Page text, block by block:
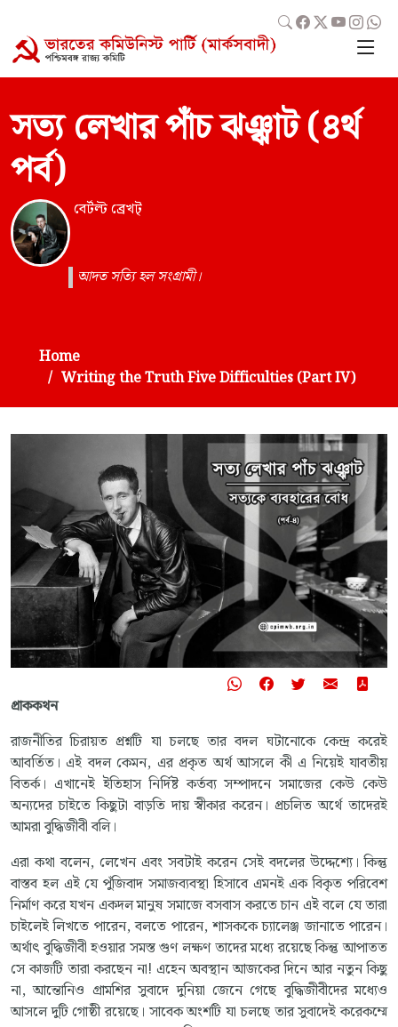
সত্য লেখার পাঁচ ঝঞ্ঝাট (৪র্থ
পর্ব)
বের্টল্ট ব্রেখট্
আদত সত্যি হল সংগ্রামী।
Home
Writing the Truth Five Difficulties (Part IV)
প্রাককথন
রাজনীতির চিরায়ত প্রশ্নটি যা চলছে তার বদল ঘটানোকে কেন্দ্র করেই
আবর্তিত। এই বদল কেমন, এর প্রকৃত অর্থ আসলে কী এ নিয়েই যাবতীয়
বিতর্ক। এখানেই ইতিহাস নির্দিষ্ট কর্তব্য সম্পাদনে সমাজের কেউ কেউ
অন্যদের চাইতে কিছুটা বাড়তি দায় স্বীকার করেন। প্রচলিত অর্থে তাদেরই
আমরা বুদ্ধিজীবী বলি।
এরা কথা বলেন, লেখেন এবং সবটাই করেন সেই বদলের উদ্দেশ্যে। কিন্তু
বাস্তব হল এই যে পুঁজিবাদ সমাজব্যবস্থা হিসাবে এমনই এক বিকৃত পরিবেশ
নির্মাণ করে যখন একদল মানুষ সমাজে বসবাস করতে চান এই বলে যে তারা
চাইলেই লিখতে পারেন, বলতে পারেন, শাসককে চ্যালেঞ্জ জানাতে পারেন।
অর্থাৎ বুদ্ধিজীবী হওয়ার সমস্ত গুণ লক্ষণ তাদের মধ্যে রয়েছে কিন্তু আপাতত
সে কাজটি তারা করছেন না! এহেন অবস্থান আজকের দিনে আর নতুন কিছু
না, আন্তোনিও গ্রামশির সুবাদে দুনিয়া জেনে গেছে বুদ্ধিজীবীদের মধ্যেও
আসলে দুটি গোষ্ঠী রয়েছে। সাবেক অংশটি যা চলছে তার সুবাদেই করেকম্মে